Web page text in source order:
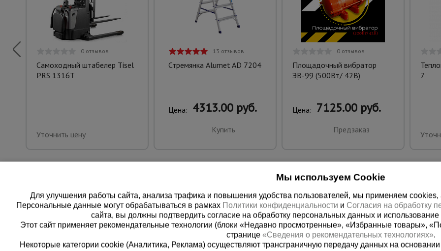
0 отзывов
Самоходный штабелер Tisel
PRS 1316Т
Уточнить цену
13 отзывов
Стремянка Alumet AD 7204
Цена: 4313.00 руб.
Купить
0 отзывов
Площадочный вибратор
ЭВ-99 (500Вт/ 42В)
Цена: 7125.00 руб.
Предзаказ
7
Мы используем Cookie
Для улучшения работы сайта, анализа трафика и повышения удобства пользователей, мы применяем cookies,
Персональные данные могут обрабатываться в рамках Политики конфиденциальности и Согласия на обработку
сайта, вы должны подтвердить согласие на обработку персональных данных и
Этот сайт применяет рекомендательные технологии (блоки «Недавно просмотренные», «Избранные товары»,
странице «Сведения о рекомендательных технологиях».
Некоторые категории cookie (Аналитика, Реклама) осуществляют трансграничную передачу данных на